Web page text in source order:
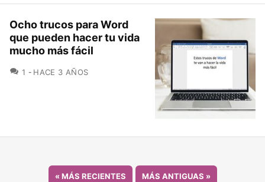
Ocho trucos para Word
que pueden hacer tu vida
mucho más fácil
1 COMENTARIOS
HACE 3 AÑOS
«MÁS RECIENTES MÁS ANTIGUAS »